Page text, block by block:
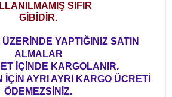
SIFIR
GİBİDİR.
YAPTIĞINIZ SATIN
ALMALAR
İÇİNDE KARGOLANIR.
İÇİN AYRI AYRI KARGO ÜCRETİ
ÖDEMEZSİNİZ.